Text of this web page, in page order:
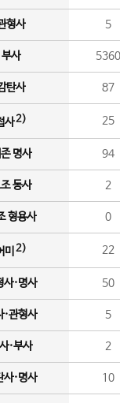
형사 5
부사 5360
탄사 87
사2) 25
명사 94
동사 2
형용사 0
미 2) 22
사·명사 50
·관형사 5
·부사 2
사·명사 10